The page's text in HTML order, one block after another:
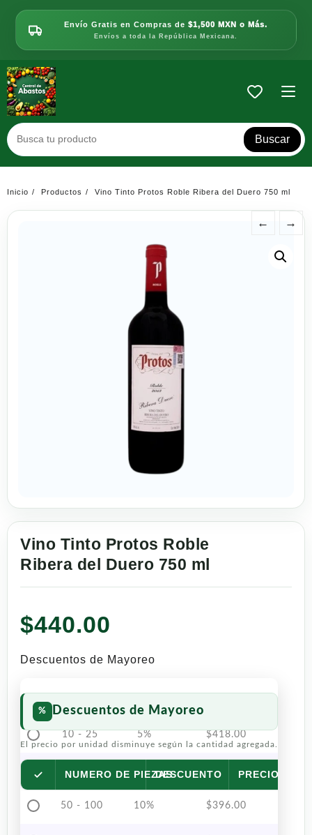
contenido
Envío Gratis en Compras de $1,500 MXN o Más.
Envíos a toda la República Mexicana.
Buscar
Inicio Productos Vino Tinto Protos Roble Ribera del Duero 750 ml
← →
Vino Tinto Protos Roble
Ribera del Duero 750 ml
$440.00
Descuentos de Mayoreo
Descuentos de Mayoreo
El precio por unidad disminuye según la cantidad agregada.
NUMERO DE PIEZASDESCUENTO PRECIO POR
10 - 25 5% $418.00
26 - 49 7.5% $407.00
50 - 100 10% $396.00